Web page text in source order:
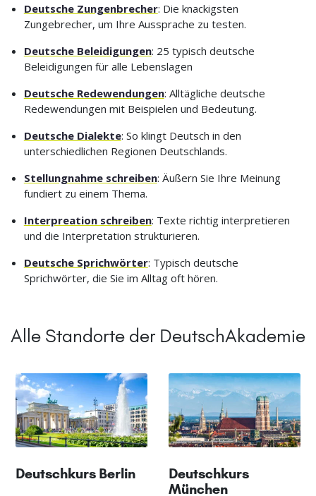
Deutsche Zungenbrecher: Die knackigsten
Zungebrecher, um Ihre Aussprache zu testen.
Deutsche Beleidigungen: 25 typisch deutsche
Beleidigungen für alle Lebenslagen
Deutsche Redewendungen: Alltägliche deutsche
Redewendungen mit Beispielen und Bedeutung.
Deutsche Dialekte: So klingt Deutsch in den
unterschiedlichen Regionen Deutschlands.
Stellungnahme schreiben: Äußern Sie Ihre Meinung
fundiert zu einem Thema.
Interpreation schreiben: Texte richtig interpretieren
und die Interpretation strukturieren.
Deutsche Sprichwörter: Typisch deutsche
Sprichwörter, die Sie im Alltag oft hören.
Alle Standorte der DeutschAkademie
Deutschkurs Berlin
Deutschkurs
München